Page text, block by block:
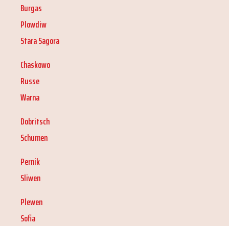
Burgas
Plowdiw
Stara Sagora
Chaskowo
Russe
Warna
Dobritsch
Schumen
Pernik
Sliwen
Plewen
Sofia